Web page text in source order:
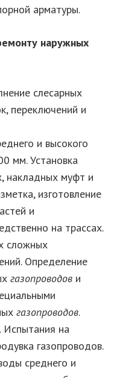
арматуры.
наружных
слесарных
переключений и
и высокого
мм. Установка
накладных муфт и
изготовление
и
на трассах.
сложных
Определение
газопроводов и
газопроводов.
Испытания на
газопроводов.
среднего и